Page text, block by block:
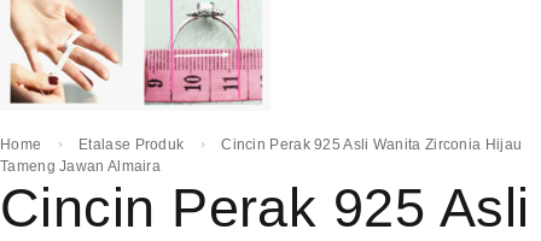
Home Etalase Produk
Cincin Perak 925 Asli Wanita Zirconia Hijau
Tameng Jawan Almaira
Cincin Perak 925 Asli